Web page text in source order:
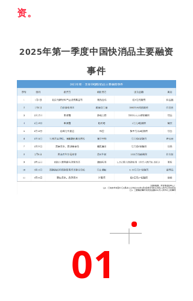
资。
2025年第一季度中国快消品主要融资
事件
01